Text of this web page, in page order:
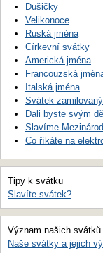
Dušičky
Velikonoce
Ruská jména
Církevní svátky
Americká jména
Francouzská
Italská jména
Svátek
Dali byste svým
Slavíme
Co říkáte na
Tipy k svátku
Slavíte svátek?
Význam našich svátků
Naše svátky a jejich